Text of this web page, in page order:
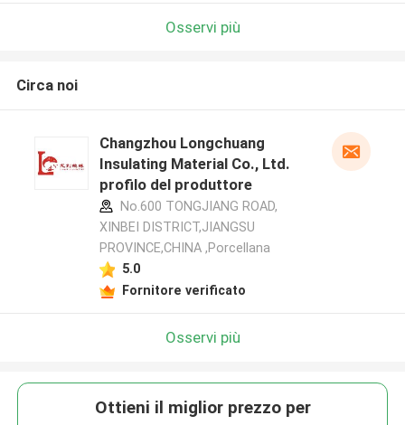
Osservi più
Circa noi
Changzhou Longchuang
Insulating Material Co., Ltd.
profilo del produttore
No.600 TONGJIANG ROAD,
XINBEI DISTRICT,JIANGSU
PROVINCE,CHINA ,Porcellana
5.0
Fornitore verificato
Osservi più
Ottieni il miglior prezzo per